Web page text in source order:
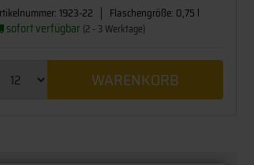
1923-22 Flaschengröße: 0,75 l
sofort verfügbar (2 - 3 Werktage)
WARENKORB